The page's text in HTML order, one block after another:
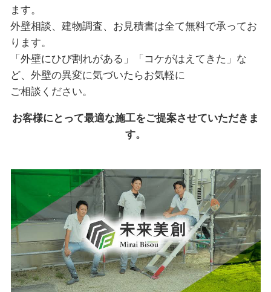
ます。
外壁相談、建物調査、お見積書は全て無料で承ってお
ります。
「外壁にひび割れがある」「コケがはえてきた」な
ど、外壁の異変に気づいたらお気軽に
ご相談ください。
お客様にとって最適な施工をご提案させていただきま
す。